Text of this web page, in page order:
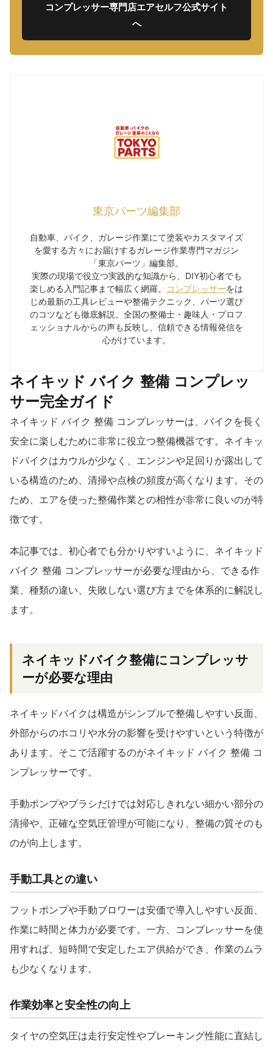
コンプレッサー専門店エアセルフ公式サイト
へ
東京パーツ編集部
自動車、バイク、ガレージ作業にて塗装やカスタマイズ
を愛する方々にお届けするガレージ作業専門マガジン
「東京パーツ」編集部。
実際の現場で役立つ実践的な知識から、DIY初心者でも
楽しめる入門記事まで幅広く網羅。
コンプレッサーをは
じめ最新の工具レビューや整備テクニック、パーツ選び
のコツなども徹底解説。全国の整備士・趣味人・プロフ
ェッショナルからの声も反映し、信頼できる情報発信を
心がけています。
ネイキッド バイク 整備 コンプレッ
サー完全ガイド
ネイキッド バイク 整備 コンプレッサーは、バイクを長く
安全に楽しむために非常に役立つ整備機器です。ネイキッ
ドバイクはカウルが少なく、エンジンや足回りが露出して
いる構造のため、清掃や点検の頻度が高くなります。その
ため、エアを使った整備作業との相性が非常に良いのが特
徴です。
本記事では、初心者でも分かりやすいように、ネイキッド
バイク 整備 コンプレッサーが必要な理由から、できる作
業、種類の違い、失敗しない選び方までを体系的に解説し
ます。
ネイキッドバイク整備にコンプレッサ
ーが必要な理由
ネイキッドバイクは構造がシンプルで整備しやすい反面、
外部からのホコリや水分の影響を受けやすいという特徴が
あります。そこで活躍するのがネイキッド バイク 整備 コ
ンプレッサーです。
手動ポンプやブラシだけでは対応しきれない細かい部分の
清掃や、正確な空気圧管理が可能になり、整備の質そのも
のが向上します。
手動工具との違い
フットポンプや手動ブロワーは安価で導入しやすい反面、
作業に時間と体力が必要です。一方、コンプレッサーを使
用すれば、短時間で安定したエア供給ができ、作業のムラ
も少なくなります。
作業効率と安全性の向上
タイヤの空気圧は走行安定性やブレーキング性能に直結し